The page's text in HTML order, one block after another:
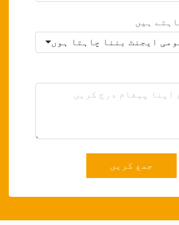
ہیں
ایجنٹ بننا چاہتا ہوں
جمع کریں